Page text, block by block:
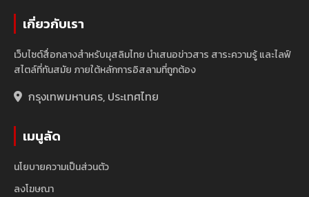
เกี่ยวกับเรา
เว็บไซต์สื่อกลางสำหรับมุสลิมไทย นำเสนอข่าวสาร สาระความรู้ และไลฟ์
สไตล์ที่ทันสมัย ภายใต้หลักการอิสลามที่ถูกต้อง
กรุงเทพมหานคร, ประเทศไทย
เมนูลัด
นโยบายความเป็นส่วนตัว
ลงโฆษณา